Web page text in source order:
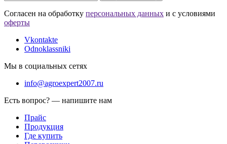
Cогласен на обработку персональных данных и с условиями
оферты
Vkontakte
Odnoklassniki
Мы в социальных сетях
info@agroexpert2007.ru
Есть вопрос? — напишите нам
Прайс
Продукция
Где купить